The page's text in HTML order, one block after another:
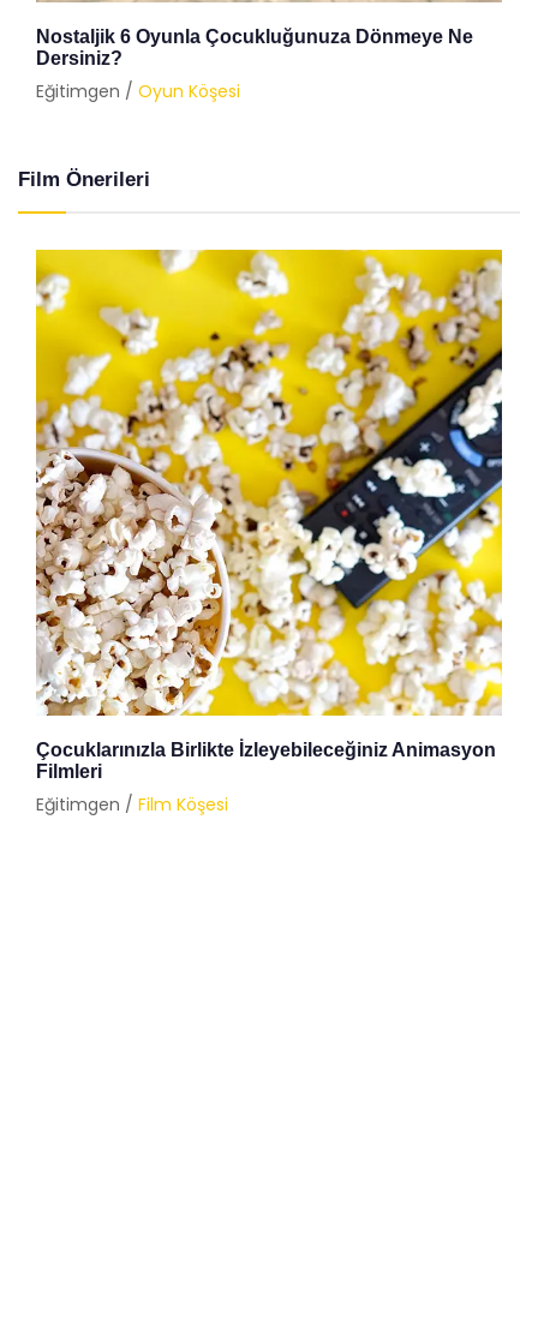
Nostaljik 6 Oyunla Çocukluğunuza Dönmeye Ne
Dersiniz?
Eğitimgen / Oyun Köşesi
Film Önerileri
Çocuklarınızla Birlikte İzleyebileceğiniz Animasyon
Filmleri
Eğitimgen / Film Köşesi